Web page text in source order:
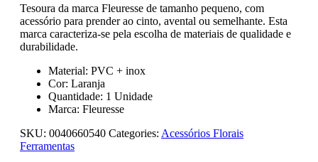
Tesoura da marca Fleuresse de tamanho pequeno, com
acessório para prender ao cinto, avental ou semelhante. Esta
marca caracteriza-se pela escolha de materiais de qualidade e
durabilidade.
Material: PVC + inox
Cor: Laranja
Quantidade: 1 Unidade
Marca: Fleuresse
SKU: 0040660540 Categories: Acessórios Florais
Ferramentas